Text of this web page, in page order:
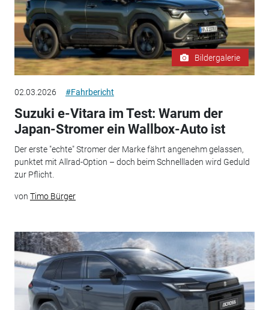
Bildergalerie
02.03.2026 #Fahrbericht
Suzuki e-Vitara im Test: Warum der
Japan-Stromer ein Wallbox-Auto ist
Der erste "echte" Stromer der Marke fährt angenehm gelassen,
punktet mit Allrad-Option – doch beim Schnellladen wird Geduld
zur Pflicht.
von Timo Bürger